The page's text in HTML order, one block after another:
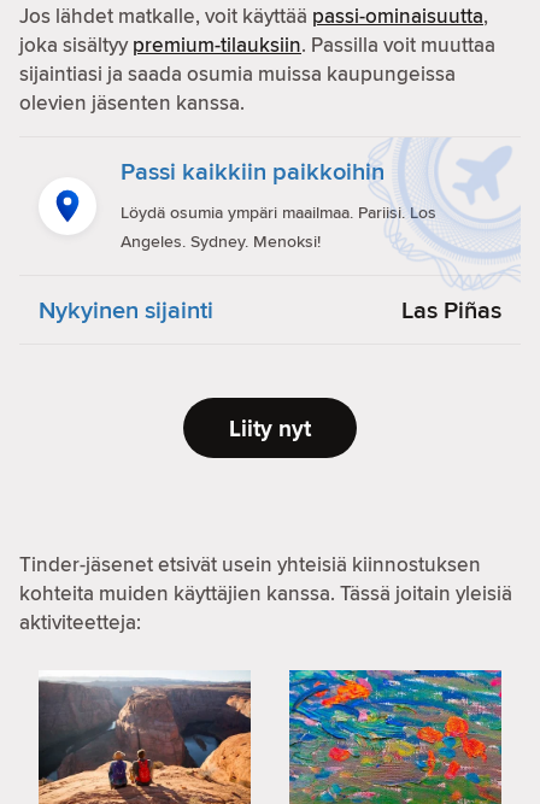
Jos lähdet matkalle, voit käyttää passi-ominaisuutta,
joka sisältyypremium-tilauksiin. Passilla voit muuttaa
sijaintiasi ja saada osumia muissa kaupungeissa
olevien jäsenten kanssa.
Passi kaikkiin paikkoihin
Löydä osumia ympäri maailmaa. Pariisi. Los
Angeles. Sydney. Menoksi!
Nykyinen sijainti Las Piñas
Liity nyt
Tinder-jäsenet etsivät usein yhteisiä kiinnostuksen
kohteita muiden käyttäjien kanssa. Tässä joitain yleisiä
aktiviteetteja: